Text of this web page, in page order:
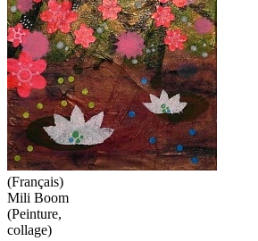
(Français)
Mili Boom
(Peinture,
collage)